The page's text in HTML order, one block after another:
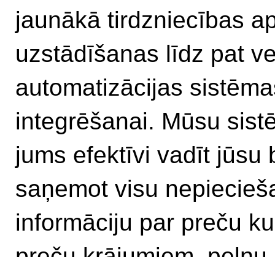
jaunākā tirdzniecības
uzstādīšanas līdz pat
automatizācijas
integrēšanai. Mūsu
jums efektīvi vadīt jūsu
saņemot visu
informāciju par preču